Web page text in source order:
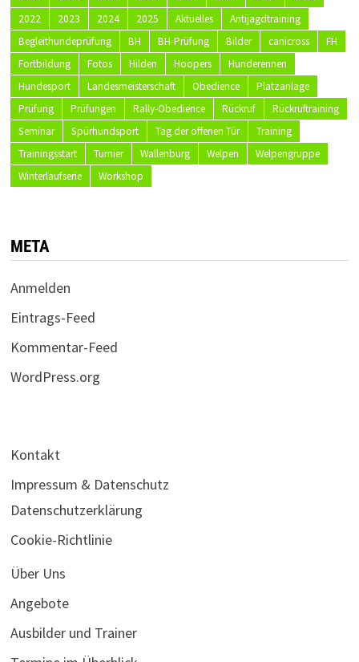
2022
2023 2024 2025 Aktuelles
Antijagdtraining
Begleithundeprüfung
BH BH-Prüfung Bilder canicross
FH
Fortbildung
Fotos Hilden Hoopers
Hunderennen
Hundesport
Landesmeisterschaft Obedience
Platzanlage
Prüfung
Prüfungen Rally-Obedience Rückruf
Rückruftraining
Seminar
Spürhundsport Tag der offenen Tür
Training
Trainingsstart
Turnier Wallenburg Welpen
Welpengruppe
Winterlaufserie
Workshop
META
Anmelden
Eintrags-Feed
Kommentar-Feed
WordPress.org
Kontakt
Impressum & Datenschutz
Datenschutzerklärung
Cookie-Richtlinie
Über Uns
Angebote
Ausbilder und Trainer